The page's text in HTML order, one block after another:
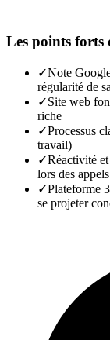
Les points forts
✓Note
régularité de
✓Site web
riche
✓Processus
travail)
✓Réactivité
lors des
✓Plateforme
se projeter